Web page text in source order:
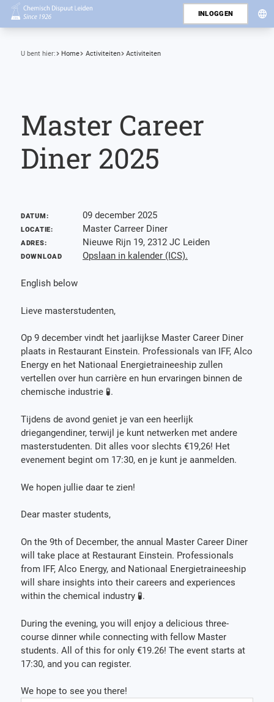
INLOGGEN
U bent hier: Home Activiteiten Activiteiten
Master Career
Diner 2025
DATUM: 09 december 2025
LOCATIE: Master Carreer Diner
ADRES: Nieuwe Rijn 19, 2312 JC Leiden
DOWNLOAD Opslaan in kalender (ICS).
English below
Lieve masterstudenten,
Op 9 december vindt het jaarlijkse Master Career Diner
plaats in Restaurant Einstein. Professionals van IFF, Alco
Energy en het Nationaal Energietraineeship zullen
vertellen over hun carrière en hun ervaringen binnen de
chemische industrie 🧪.
Tijdens de avond geniet je van een heerlijk
driegangendiner, terwijl je kunt netwerken met andere
masterstudenten. Dit alles voor slechts €19,26! Het
evenement begint om 17:30, en je kunt je aanmelden.
We hopen jullie daar te zien!
Dear master students,
On the 9th of December, the annual Master Career Diner
will take place at Restaurant Einstein. Professionals
from IFF, Alco Energy, and Nationaal Energietraineeship
will share insights into their careers and experiences
within the chemical industry 🧪.
During the evening, you will enjoy a delicious three-
course dinner while connecting with fellow Master
students. All of this for only €19.26! The event starts at
17:30, and you can register.
We hope to see you there!